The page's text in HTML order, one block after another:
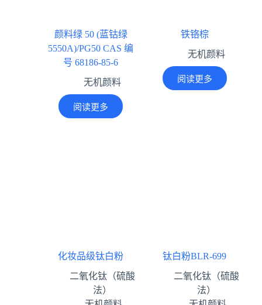
颜料绿 50 (蓝钴绿
5550A)/PG50 CAS 编
号 68186-85-6
无机颜料
阅读更多
铁铬棕
无机颜料
阅读更多
化妆品级钛白粉
二氧化钛（硫酸
法）
钛白粉BLR-699
二氧化钛（硫酸
法）